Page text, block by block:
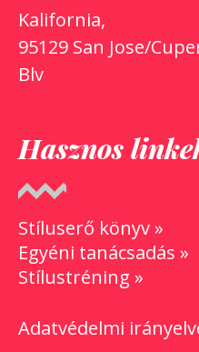
Kalifornia,
95129 San Jose/
Blv
Hasznos
Stíluserő könyv »
Egyéni tanácsadás »
Stílustréning »
Adatvédelmi